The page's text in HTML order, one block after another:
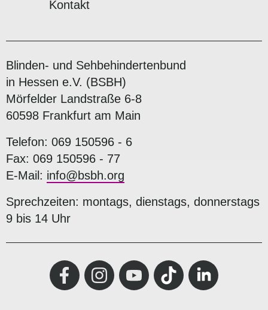
Kontakt
Blinden- und Sehbehindertenbund
in Hessen e.V. (BSBH)
Mörfelder Landstraße 6-8
60598 Frankfurt am Main
Telefon: 069 150596 - 6
Fax: 069 150596 - 77
E-Mail: info@bsbh.org
Sprechzeiten: montags, dienstags, donnerstags
9 bis 14 Uhr